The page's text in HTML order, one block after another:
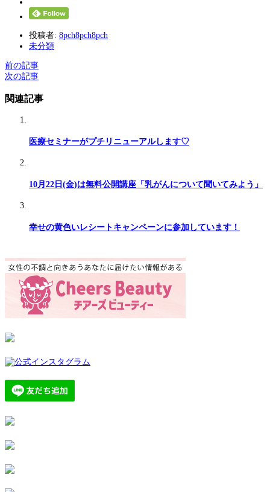
投稿者: 8pch8pch8pch
未分類
前の記事
次の記事
関連記事
医療セミナーがプチリニューアルします♡
10月22日(金)は無料公開講座「乳がんについて聞いてみよう」
幸せの黄色いレシートキャンペーンに参加しています！